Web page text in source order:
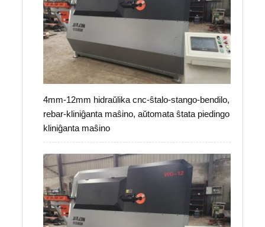
4mm-12mm hidraŭlika cnc-ŝtalo-stango-bendilo,
rebar-kliniĝanta maŝino, aŭtomata ŝtata piedingo
kliniĝanta maŝino